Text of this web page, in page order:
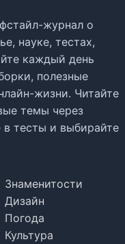
журнал о
науке, тестах,
каждый день
полезные
жизни. Читайте
темы через
в тесты и выбирайте
Знаменитости
Дизайн
Погода
Культура